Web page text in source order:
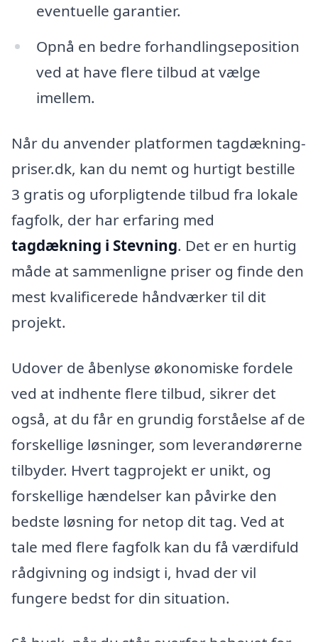
eventuelle garantier.
Opnå en bedre forhandlingseposition
ved at have flere tilbud at vælge
imellem.
Når du anvender platformen tagdækning-
priser.dk, kan du nemt og hurtigt bestille
3 gratis og uforpligtende tilbud fra lokale
fagfolk, der har erfaring med
tagdækning i Stevning. Det er en hurtig
måde at sammenligne priser og finde den
mest kvalificerede håndværker til dit
projekt.
Udover de åbenlyse økonomiske fordele
ved at indhente flere tilbud, sikrer det
også, at du får en grundig forståelse af de
forskellige løsninger, som leverandørerne
tilbyder. Hvert tagprojekt er unikt, og
forskellige hændelser kan påvirke den
bedste løsning for netop dit tag. Ved at
tale med flere fagfolk kan du få værdifuld
rådgivning og indsigt i, hvad der vil
fungere bedst for din situation.